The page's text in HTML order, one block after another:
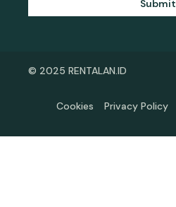
Submit
© 2025 RENTALAN.ID
Cookies Privacy Policy